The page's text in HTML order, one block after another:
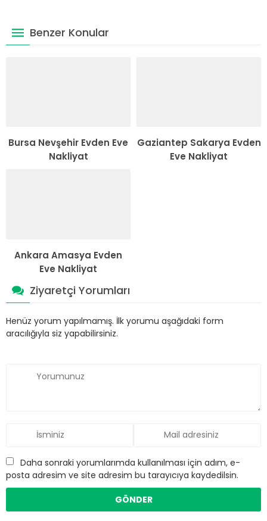
Benzer Konular
Bursa Nevşehir Evden Eve
Nakliyat
Gaziantep Sakarya Evden
Eve Nakliyat
Ankara Amasya Evden
Eve Nakliyat
Ziyaretçi Yorumları
Henüz yorum yapılmamış. İlk yorumu aşağıdaki form
aracılığıyla siz yapabilirsiniz.
Daha sonraki yorumlarımda kullanılması için adım, e-
posta adresim ve site adresim bu tarayıcıya kaydedilsin.